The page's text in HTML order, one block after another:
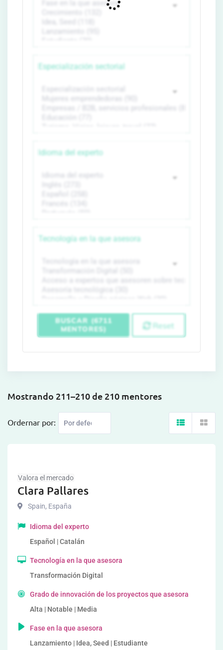
Especialización sectorial
Idioma del experto
Tecnología en la que asesora
BUSCAR (6711
MENTORES)
Reset
Mostrando 211–210 de 210 mentores
Ordernar por:
Valora el mercado
Clara Pallares
Spain, España
Idioma del experto
Español | Catalán
Tecnología en la que asesora
Transformación Digital
Grado de innovación de los proyectos que asesora
Alta | Notable | Media
Fase en la que asesora
Lanzamiento | Idea, Seed | Estudiante